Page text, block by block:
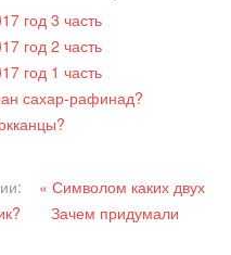
год 3 часть
год 2 часть
год 1 часть
сахар-рафинад?
« Символом каких двух
Зачем придумали